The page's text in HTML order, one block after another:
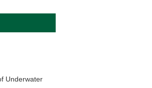
Underwater